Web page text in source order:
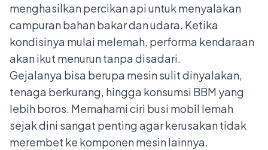
menghasilkan percikan api untuk menyalakan
campuran bahan bakar dan udara. Ketika
kondisinya mulai melemah, performa kendaraan
akan ikut menurun tanpa disadari.
Gejalanya bisa berupa mesin sulit dinyalakan,
tenaga berkurang, hingga konsumsi BBM yang
lebih boros. Memahami ciri busi mobil lemah
sejak dini sangat penting agar kerusakan tidak
merembet ke komponen mesin lainnya.